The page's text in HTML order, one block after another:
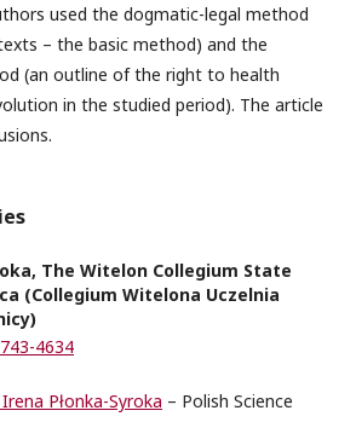
used the dogmatic-legal method
– the basic method) and the
(an outline of the right to health
in the studied period). The article
The Witelon Collegium State
(Collegium Witelona Uczelnia
4634
Płonka-Syroka – Polish Science